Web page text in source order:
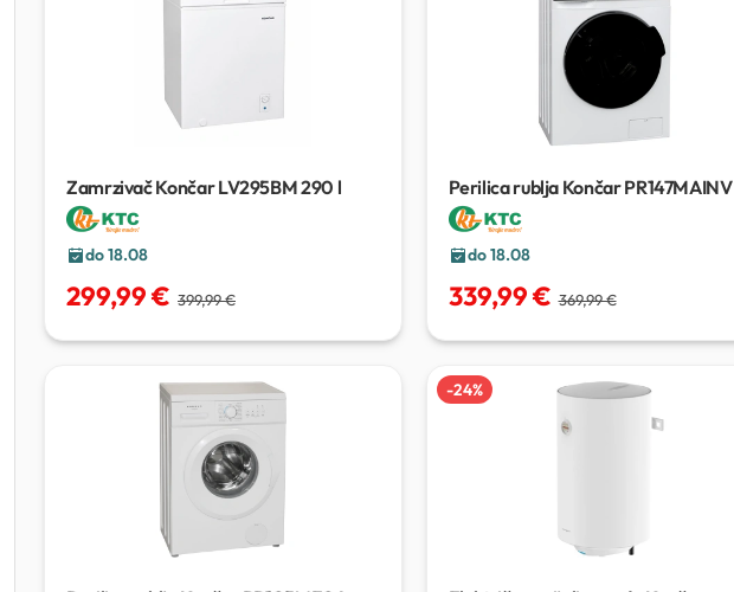
Zamrzivač Končar LV295BM290 l
do 18.08
299,99 € 399,99 €
Perilica rublja Končar PR147MAINV
kg
do 18.08
339,99 € 369,99 €
-24%